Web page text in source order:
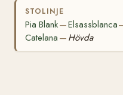
STOLINJE
Pia Blank—Elsassblanca
Catelana — Hövda